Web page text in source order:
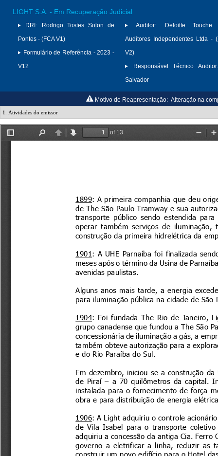
LIGHT S.A. - Em Recuperação Judicial
DRI:
Rodrigo Tostes Solon de
Pontes - (FCA V1)
Formulário de Referência - 2023 -
V12
Auditor:
Deloitte Touche
Auditores Independentes Ltda -
V2)
Responsável Técnico Auditor:
Salvador
Motivo de Reapresentação: Alteração na